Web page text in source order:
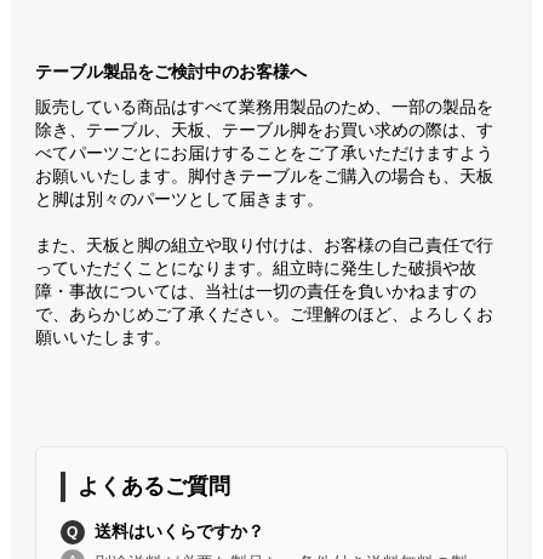
テーブル製品をご検討中のお客様へ
販売している商品はすべて業務用製品のため、一部の製品を
除き、テーブル、天板、テーブル脚をお買い求めの際は、す
べてパーツごとにお届けすることをご了承いただけますよう
お願いいたします。脚付きテーブルをご購入の場合も、天板
と脚は別々のパーツとして届きます。
また、天板と脚の組立や取り付けは、お客様の自己責任で行
っていただくことになります。組立時に発生した破損や故
障・事故については、当社は一切の責任を負いかねますの
で、あらかじめご了承ください。ご理解のほど、よろしくお
願いいたします。
よくあるご質問
送料はいくらですか？